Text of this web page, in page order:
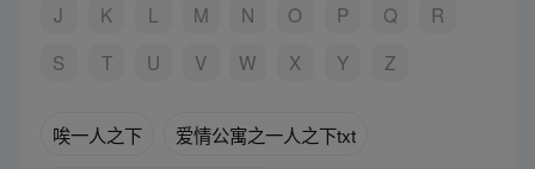
J
K L M N O P Q
R
S
T U V W X Y Z
唉一人之下 爱情公寓之一人之下txt